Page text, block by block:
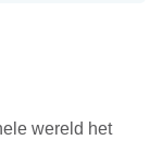
wereld het